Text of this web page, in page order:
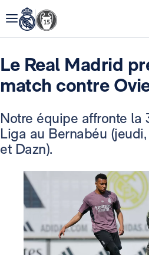
Le Real Madrid
match contre
Notre équipe affronte la
Liga au Bernabéu
et Dazn).